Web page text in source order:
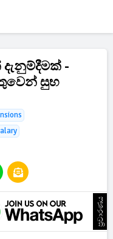
-
සුභ
ප්‍රචාරණය